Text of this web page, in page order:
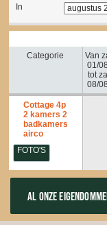
In
Categorie
Van
01/08
tot za
08/08
Cottage 4p
2 kamers 2
badkamers
airco
FOTO'S
AL ONZE